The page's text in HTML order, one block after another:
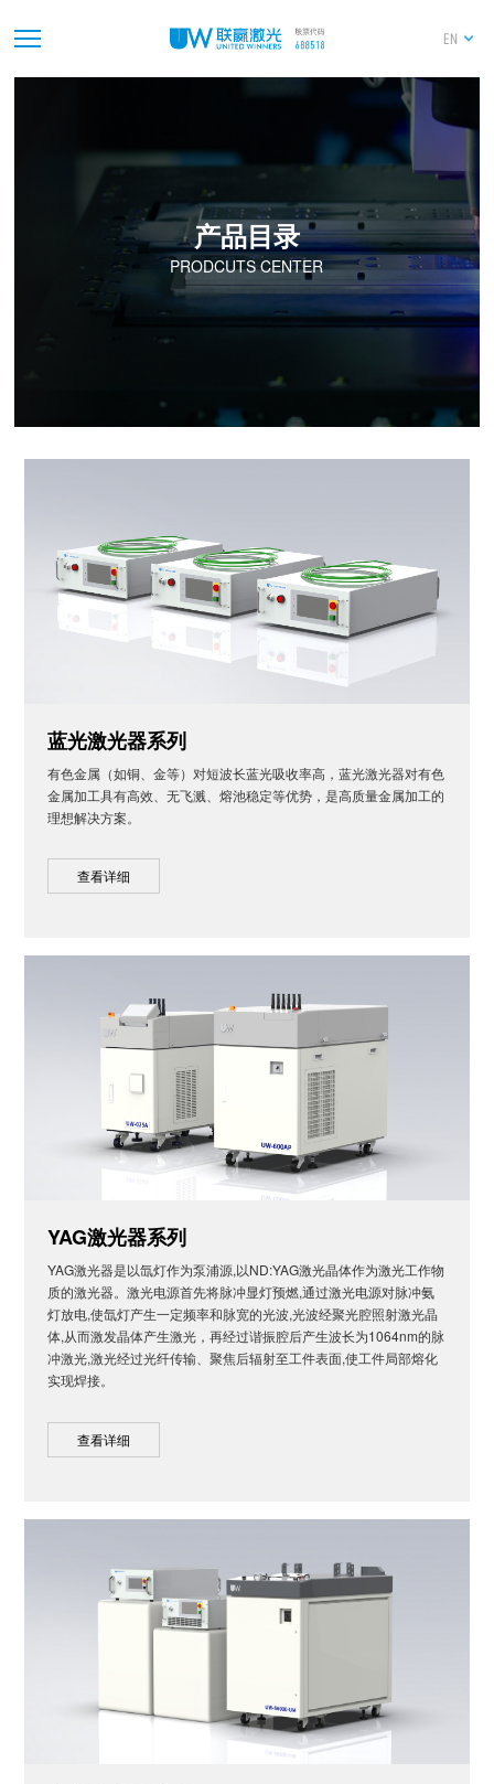
EN
产品目录
PRODCUTS CENTER
蓝光激光器系列
有色金属（如铜、金等）对短波长蓝光吸收率高，蓝光激光器对有色
金属加工具有高效、无飞溅、熔池稳定等优势，是高质量金属加工的
理想解决方案。
查看详细
YAG激光器系列
YAG激光器是以氙灯作为泵浦源,以ND:YAG激光晶体作为激光工作物
质的激光器。激光电源首先将脉冲显灯预燃,通过激光电源对脉冲氨
灯放电,使氙灯产生一定频率和脉宽的光波,光波经聚光腔照射激光晶
体,从而激发晶体产生激光，再经过谐振腔后产生波长为1064nm的脉
冲激光,激光经过光纤传输、聚焦后辐射至工件表面,使工件局部熔化
实现焊接。
查看详细